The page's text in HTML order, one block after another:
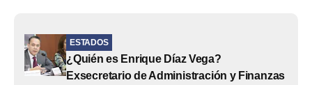
ESTADOS
¿Quién es Enrique Díaz Vega?
Exsecretario de Administración y Finanzas